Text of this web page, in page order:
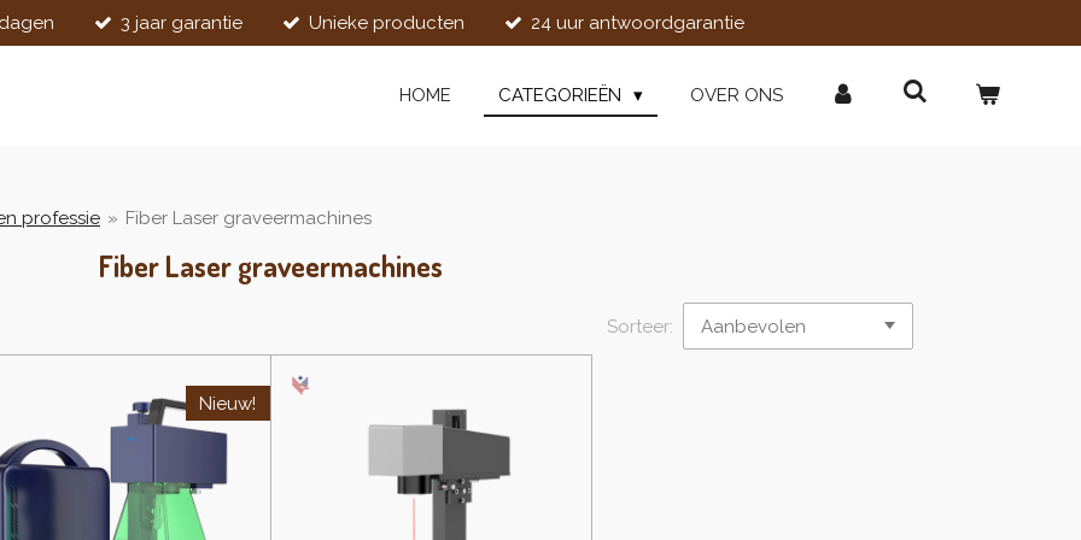
3 jaar garantie Unieke producten 24 uur antwoordgarantie
HOME CATEGORIEËN OVER ONS
professie » Fiber Laser graveermachines
Fiber Laser graveermachines
Sorteer:
Nieuw!